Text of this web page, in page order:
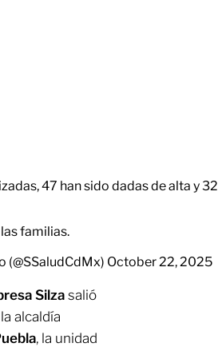
47 han sido dadas de alta y 32
familias.
(@SSaludCdMx) October 22, 2025
Silza salió
alcaldía
, la unidad